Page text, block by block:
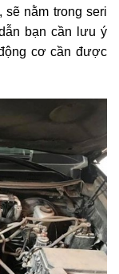
sẽ nằm trong seri
bạn cần lưu ý
cơ cần được